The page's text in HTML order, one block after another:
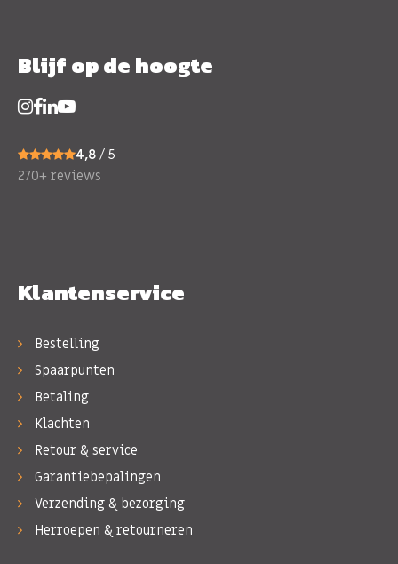
Blijf op de hoogte
4,8 / 5
270+ reviews
Klantenservice
Bestelling
Spaarpunten
Betaling
Klachten
Retour & service
Garantiebepalingen
Verzending & bezorging
Herroepen & retourneren